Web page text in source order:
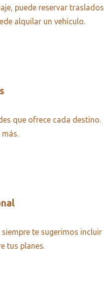
puede reservar traslados
alquilar un vehículo.
que ofrece cada destino.
te sugerimos incluir
tus planes.